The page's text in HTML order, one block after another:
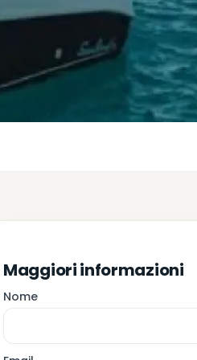
Maggiori informazioni
Nome